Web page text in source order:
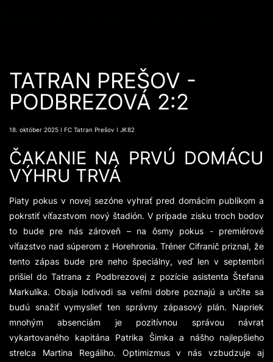
TATRAN PREŠOV -
PODBREZOVÁ 2:2
18. október 2025 ǀ FC Tatran Prešov ǀ JK82
ČAKANIE NA PRVÚ DOMÁCU
VÝHRU TRVÁ
Piaty pokus v novej sezóne vyhrať pred domácim publikom a
pokrstiť víťazstvom nový štadión. V prípade zisku troch bodov
to bude pre nás zároveň – na ôsmy pokus - premiérové
víťazstvo nad súperom z Horehronia. Tréner Cifranič priznal, že
tento zápas bude pre neho špeciálny, veď len v septembri
prišiel do Tatrana z Podbrezovej z pozície asistenta Štefana
Markulíka. Obaja lodivodi sa veľmi dobre poznajú a určite sa
budú snažiť vymyslieť ten správny zápasový plán. Napriek
mnohým absenciám je pozitívnou správou návrat
vykartovaného kapitána Patrika Šimka a nášho najlepšieho
strelca Martina Regáliho. Optimizmus v nás vzbudzuje aj